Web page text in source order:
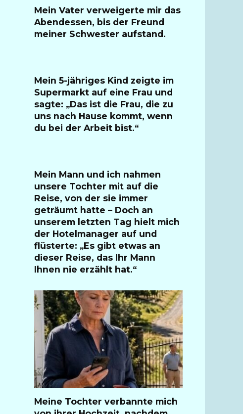
Mein Vater verweigerte mir das
Abendessen, bis der Freund
meiner Schwester aufstand.
Mein 5-jähriges Kind zeigte im
Supermarkt auf eine Frau und
sagte: „Das ist die Frau, die zu
uns nach Hause kommt, wenn
du bei der Arbeit bist.“
Mein Mann und ich nahmen
unsere Tochter mit auf die
Reise, von der sie immer
geträumt hatte – Doch an
unserem letzten Tag hielt mich
der Hotelmanager auf und
flüsterte: „Es gibt etwas an
dieser Reise, das Ihr Mann
Ihnen nie erzählt hat.“
Meine Tochter verbannte mich